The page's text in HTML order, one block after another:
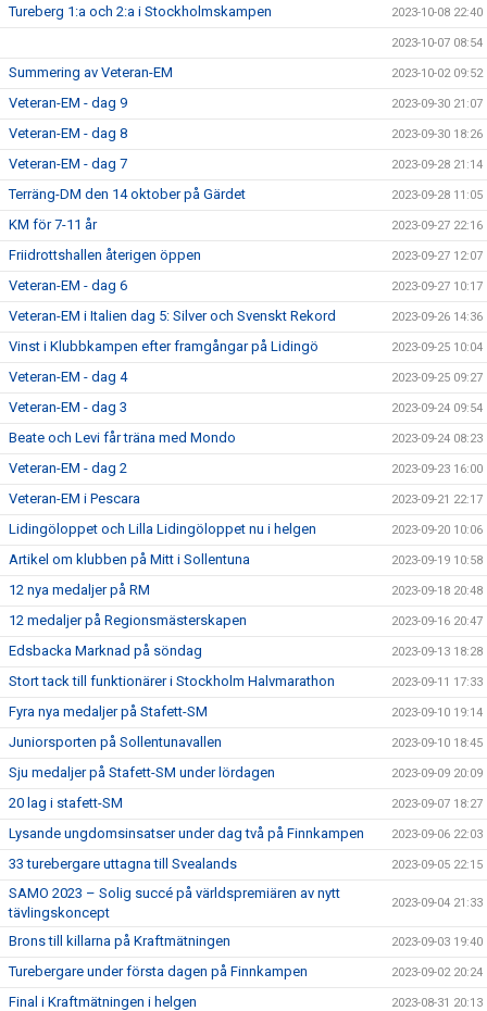
Tureberg 1:a och 2:a i Stockholmskampen 2023-10-08 22:40
2023-10-07 08:54
Summering av Veteran-EM 2023-10-02 09:52
Veteran-EM - dag 9 2023-09-30 21:07
Veteran-EM - dag 8 2023-09-30 18:26
Veteran-EM - dag 7 2023-09-28 21:14
Terräng-DM den 14 oktober på Gärdet 2023-09-28 11:05
KM för 7-11 år 2023-09-27 22:16
Friidrottshallen återigen öppen 2023-09-27 12:07
Veteran-EM - dag 6 2023-09-27 10:17
Veteran-EM i Italien dag 5: Silver och Svenskt Rekord 2023-09-26 14:36
Vinst i Klubbkampen efter framgångar på Lidingö 2023-09-25 10:04
Veteran-EM - dag 4 2023-09-25 09:27
Veteran-EM - dag 3 2023-09-24 09:54
Beate och Levi får träna med Mondo 2023-09-24 08:23
Veteran-EM - dag 2 2023-09-23 16:00
Veteran-EM i Pescara 2023-09-21 22:17
Lidingöloppet och Lilla Lidingöloppet nu i helgen 2023-09-20 10:06
Artikel om klubben på Mitt i Sollentuna 2023-09-19 10:58
12 nya medaljer på RM 2023-09-18 20:48
12 medaljer på Regionsmästerskapen 2023-09-16 20:47
Edsbacka Marknad på söndag 2023-09-13 18:28
Stort tack till funktionärer i Stockholm Halvmarathon 2023-09-11 17:33
Fyra nya medaljer på Stafett-SM 2023-09-10 19:14
Juniorsporten på Sollentunavallen 2023-09-10 18:45
Sju medaljer på Stafett-SM under lördagen 2023-09-09 20:09
20 lag i stafett-SM 2023-09-07 18:27
Lysande ungdomsinsatser under dag två på Finnkampen 2023-09-06 22:03
33 turebergare uttagna till Svealands 2023-09-05 22:15
SAMO 2023 – Solig succé på världspremiären av nytt
tävlingskoncept
2023-09-04 21:33
Brons till killarna på Kraftmätningen 2023-09-03 19:40
Turebergare under första dagen på Finnkampen 2023-09-02 20:24
Final i Kraftmätningen i helgen 2023-08-31 20:13